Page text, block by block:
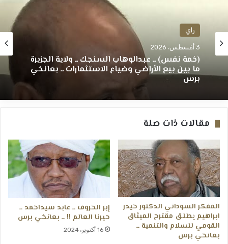
راي
3 أغسطس، 2026
(خمة نفس) ــ عبدالوهاب السنجك ــ ولاية الجزيرة
ما بين بيع الأراضي وضياع الاستثمارات ــ بعانخي
برس
مقالات ذات صلة
المفكر السوداني الدكتور حيدر
ابراهيم يطلق مقترح الميثاق
القومي للسلام والتنمية ــ
بعانخي برس
إبر الحروف ــ عابد سيداحمد ــ
حيرنا العالم !! ــ بعانخي برس
16 أكتوبر، 2024